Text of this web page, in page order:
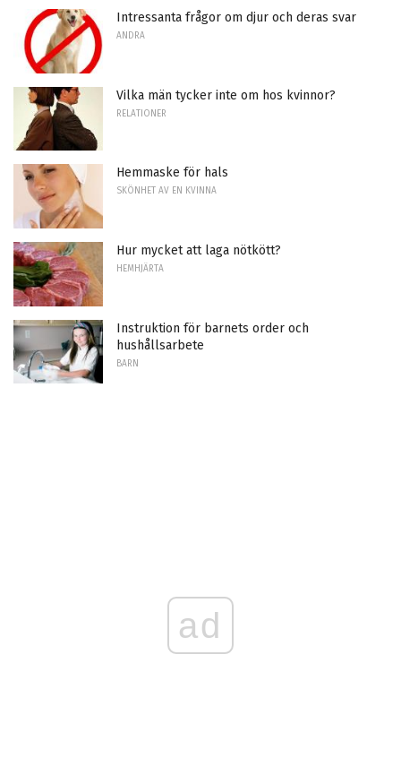
Intressanta frågor om djur och deras svar
ANDRA
Vilka män tycker inte om hos kvinnor?
RELATIONER
Hemmaske för hals
SKÖNHET AV EN KVINNA
Hur mycket att laga nötkött?
HEMHJÄRTA
Instruktion för barnets order och
hushållsarbete
BARN
ad